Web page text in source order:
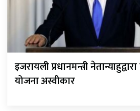
इजरायली प्रधानमन्त्री
योजना अस्वीकार